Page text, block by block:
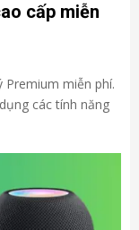
cấp miễn
Premium miễn phí.
các tính năng